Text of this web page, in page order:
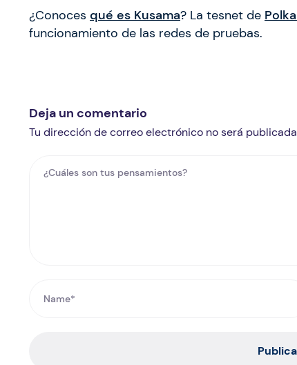
¿Conoces qué es Kusama? La tesnet de
funcionamiento de las redes de pruebas.
Deja un comentario
Tu dirección de correo electrónico no será